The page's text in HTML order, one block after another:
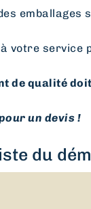
emballages
votre service
de qualité
un devis !
du